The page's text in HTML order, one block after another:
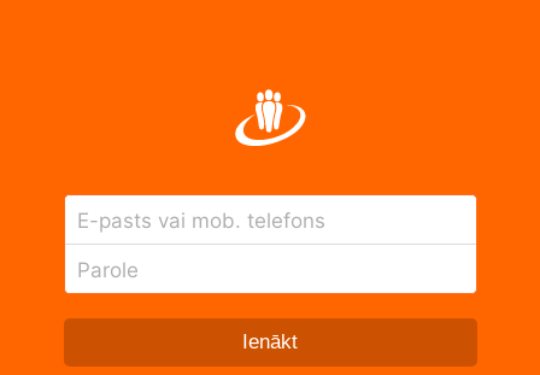
E-pasts vai mob. telefons
Parole
Ienākt